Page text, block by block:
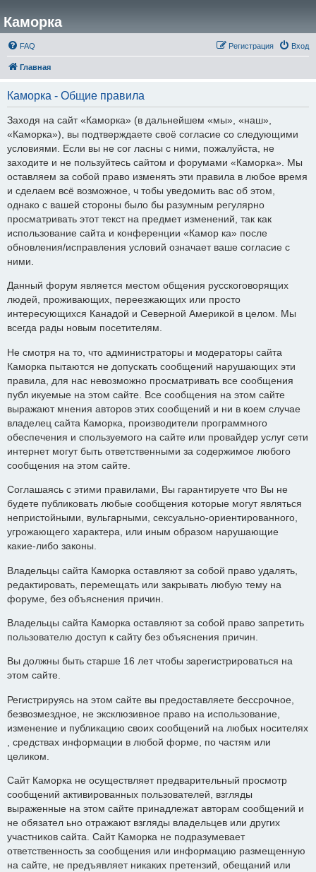
Каморка
FAQ Вход
Регистрация
Главная
Каморка - Общие правила
Заходя на сайт «Каморка» (в дальнейшем «мы», «наш»,
«Каморка»), вы подтверждаете своё согласие со следующими
условиями. Если вы не сог ласны с ними, пожалуйста, не
заходите и не пользуйтесь сайтом и форумами «Каморка». Мы
оставляем за собой право изменять эти правила в любое время
и сделаем всё возможное, ч тобы уведомить вас об этом,
однако с вашей стороны было бы разумным регулярно
просматривать этот текст на предмет изменений, так как
использование сайта и конференции «Камор ка» после
обновления/исправления условий означает ваше согласие с
ними.
Данный форум является местом общения русскоговорящих
людей, проживающих, переезжающих или просто
интересующихся Канадой и Северной Америкой в целом. Мы
всегда рады новым посетителям.
Не смотря на то, что администраторы и модераторы сайта
Каморка пытаются не допускать сообщений нарушающих эти
правила, для нас невозможно просматривать все сообщения
публ икуемые на этом сайте. Все сообщения на этом сайте
выражают мнения авторов этих сообщений и ни в коем случае
владелец сайта Каморка, производители программного
обеспечения и спользуемого на сайте или провайдер услуг сети
интернет могут быть ответственными за содержимое любого
сообщения на этом сайте.
Соглашаясь с этими правилами, Вы гарантируете что Вы не
будете публиковать любые сообщения которые могут являться
непристойными, вульгарными, сексуально-ориентированного,
угрожающего характера, или иным образом нарушающие
какие-либо законы.
Владельцы сайта Каморка оставляют за собой право удалять,
редактировать, перемещать или закрывать любую тему на
форуме, без объяснения причин.
Владельцы сайта Каморка оставляют за собой право запретить
пользователю доступ к сайту без объяснения причин.
Вы должны быть старше 16 лет чтобы зарегистрироваться на
этом сайте.
Регистрируясь на этом сайте вы предоставляете бессрочное,
безвозмездное, не эксклюзивное право на использование,
изменение и публикацию своих сообщений на любых носителях
, средствах информации в любой форме, по частям или
целиком.
Сайт Каморка не осуществляет предварительный просмотр
сообщений активированных пользователей, взгляды
выраженные на этом сайте принадлежат авторам сообщений и
не обязател ьно отражают взгляды владельцев или других
участников сайта. Сайт Каморка не подразумевает
ответственность за сообщения или информацию размещенную
на сайте, не предъявляет никаких претензий, обещаний или